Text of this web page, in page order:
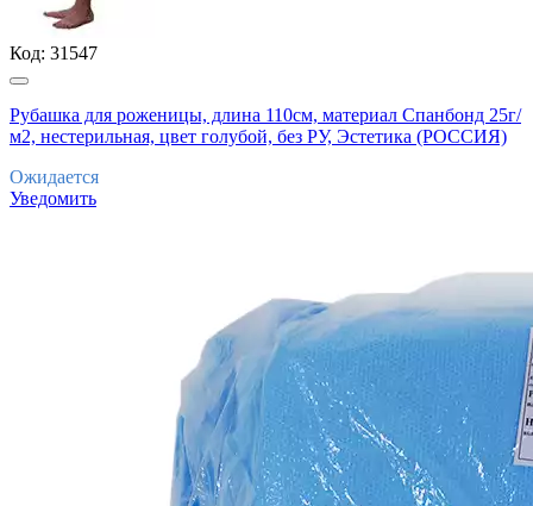
Код: 31547
Рубашка для роженицы, длина 110см, материал Спанбонд 25г/
м2, нестерильная, цвет голубой, без РУ, Эстетика (РОССИЯ)
Ожидается
Уведомить